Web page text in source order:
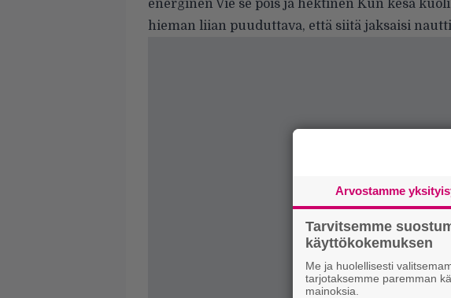
energinen Vie se pois ja hektinen Kun kesä
hieman liian puuduttava, että siitä jaksaisi
Arvostamme
Tarvitsemme
käyttökokemuksen
Me ja huolellisesti
tarjotaksemme paremman
mainoksia.